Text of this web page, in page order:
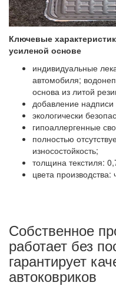
Ключевые
усиленой основе
индивидуальные
автомобиля;
основа из литой
добавление надписи
экологически
гипоаллергенные
полностью
износостойкость;
толщина текстиля:
цвета производства:
Собственное
работает без
гарантирует
автоковриков